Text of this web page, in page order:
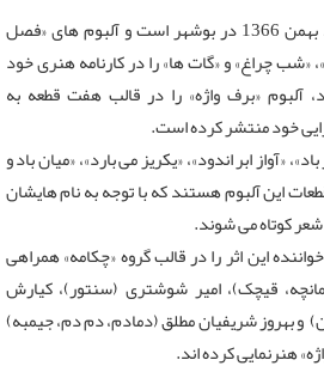
«محمد علی نجف زاده» که متولد بهمن 1366 در بوشهر است و آلبوم های «فصل
«شب چراغ» و «گات ها» را در کارنامه هنری خود
آلبوم «برف واژه» را در قالب هفت قطعه به
خود منتشر کرده است.
«آواز ابر اندود»، «یکریز می بارد»، «میان باد و
این آلبوم هستند که با توجه به نام هایشان
کوتاه می شوند.
این اثر را در قالب گروه «چکامه» همراهی
قیچک)، امیر شوشتری (سنتور)، کیارش
و بهروز شریفیان مطلق (دمادم، دم دم، جیمبه)
هنرنمایی کرده اند.